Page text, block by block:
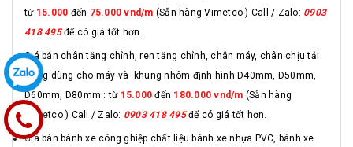
từ 15.000 đến 75.000 vnd/m (Sẵn hàng Vimetco ) Call / Zalo: 0903
418 495để có giá tốt hơn.
Giá bán chân tăng chỉnh, ren tăng chỉnh, chân máy, chân chịu tải
trọng dùng cho máy và khung nhôm định hình D40mm, D50mm,
D60mm, D80mm : từ 15.000 đến 180.000 vnd/m (Sẵn hàng
Vimetco ) Call / Zalo: 0903 418 495để có giá tốt hơn.
Giá bán bánh xe công ghiệp chất liệu bánh xe nhựa PVC, bánh xe